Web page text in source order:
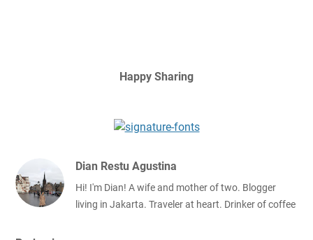
Happy Sharing
Dian Restu Agustina
Hi! I'm Dian! A wife and mother of two. Blogger
living in Jakarta. Traveler at heart. Drinker of coffee